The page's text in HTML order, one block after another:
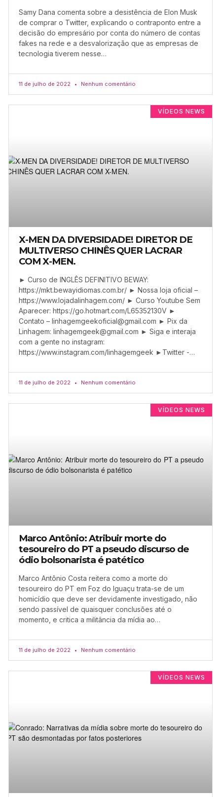
Samy Dana comenta sobre a desistência de Elon Musk
de comprar o Twitter, explicando o contraponto entre a
decisão do empresário por conta do número de contas
fakes na rede e a desvalorização que as empresas de
tecnologia tiverem nesse…
11 de julho de 2022 Nenhum comentário
VÍDEOS NEWS
X-MEN DA DIVERSIDADE! DIRETOR DE
MULTIVERSO CHINÊS QUER LACRAR
COM X-MEN.
► Curso de INGLÊS DEFINITIVO BEWAY:
https://mkt.bewayidiomas.com.br/ ► Nossa loja oficial –
https://www.lojadalinhagem.com/ ► Curso Youtube Sem
Aparecer: https://go.hotmart.com/L65352130V ►
Contato – linhagemgeekoficial@gmail.com ► Pix da
Linhagem: linhagemgeek@gmail.com ► Siga e interaja
com a gente no instagram:
https://www.instagram.com/linhagemgeek ►Twitter -…
11 de julho de 2022 Nenhum comentário
VÍDEOS NEWS
Marco Antônio: Atribuir morte do
tesoureiro do PT a pseudo discurso de
ódio bolsonarista é patético
Marco Antônio Costa reitera como a morte do
tesoureiro do PT em Foz do Iguaçu trata-se de um
homicídio que deve ser devidamente investigado, não
sendo passível de quaisquer conclusões até o
momento, e critica a militância da mídia ao…
11 de julho de 2022 Nenhum comentário
VÍDEOS NEWS